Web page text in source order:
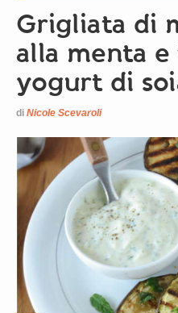
Grigliata di
alla menta
yogurt di
di Nicole Scevaroli